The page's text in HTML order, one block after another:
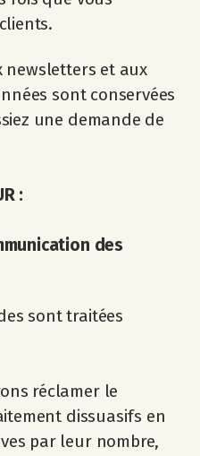
newsletters et aux
sont conservées
une demande de
:
des
sont traitées
réclamer le
dissuasifs en
par leur nombre,